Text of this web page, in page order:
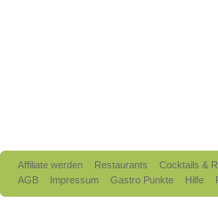
Affiliate werden Restaurants
Cocktails &
AGB
Impressum Gastro Punkte Hilfe